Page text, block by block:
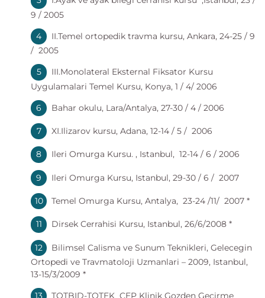
9 / 2005
II.Temel ortopedik travma kursu, Ankara, 24-25 / 9
/ 2005
III.Monolateral Eksternal Fiksator Kursu
Uygulamalari Temel Kursu, Konya, 1 / 4/ 2006
Bahar okulu, Lara/Antalya, 27-30 / 4 / 2006
XI.Ilizarov kursu, Adana, 12-14 / 5 / 2006
Ileri Omurga Kursu. , Istanbul, 12-14 / 6 / 2006
Ileri Omurga Kursu, Istanbul, 29-30 / 6 / 2007
Temel Omurga Kursu, Antalya, 23-24 /11/ 2007 *
Dirsek Cerrahisi Kursu, Istanbul, 26/6/2008 *
Bilimsel Calisma ve Sunum Teknikleri, Gelecegin
Ortopedi ve Travmatoloji Uzmanlari – 2009, Istanbul,
13-15/3/2009 *
TOTBID-TOTEK CEP Klinik Gozden Gecirme